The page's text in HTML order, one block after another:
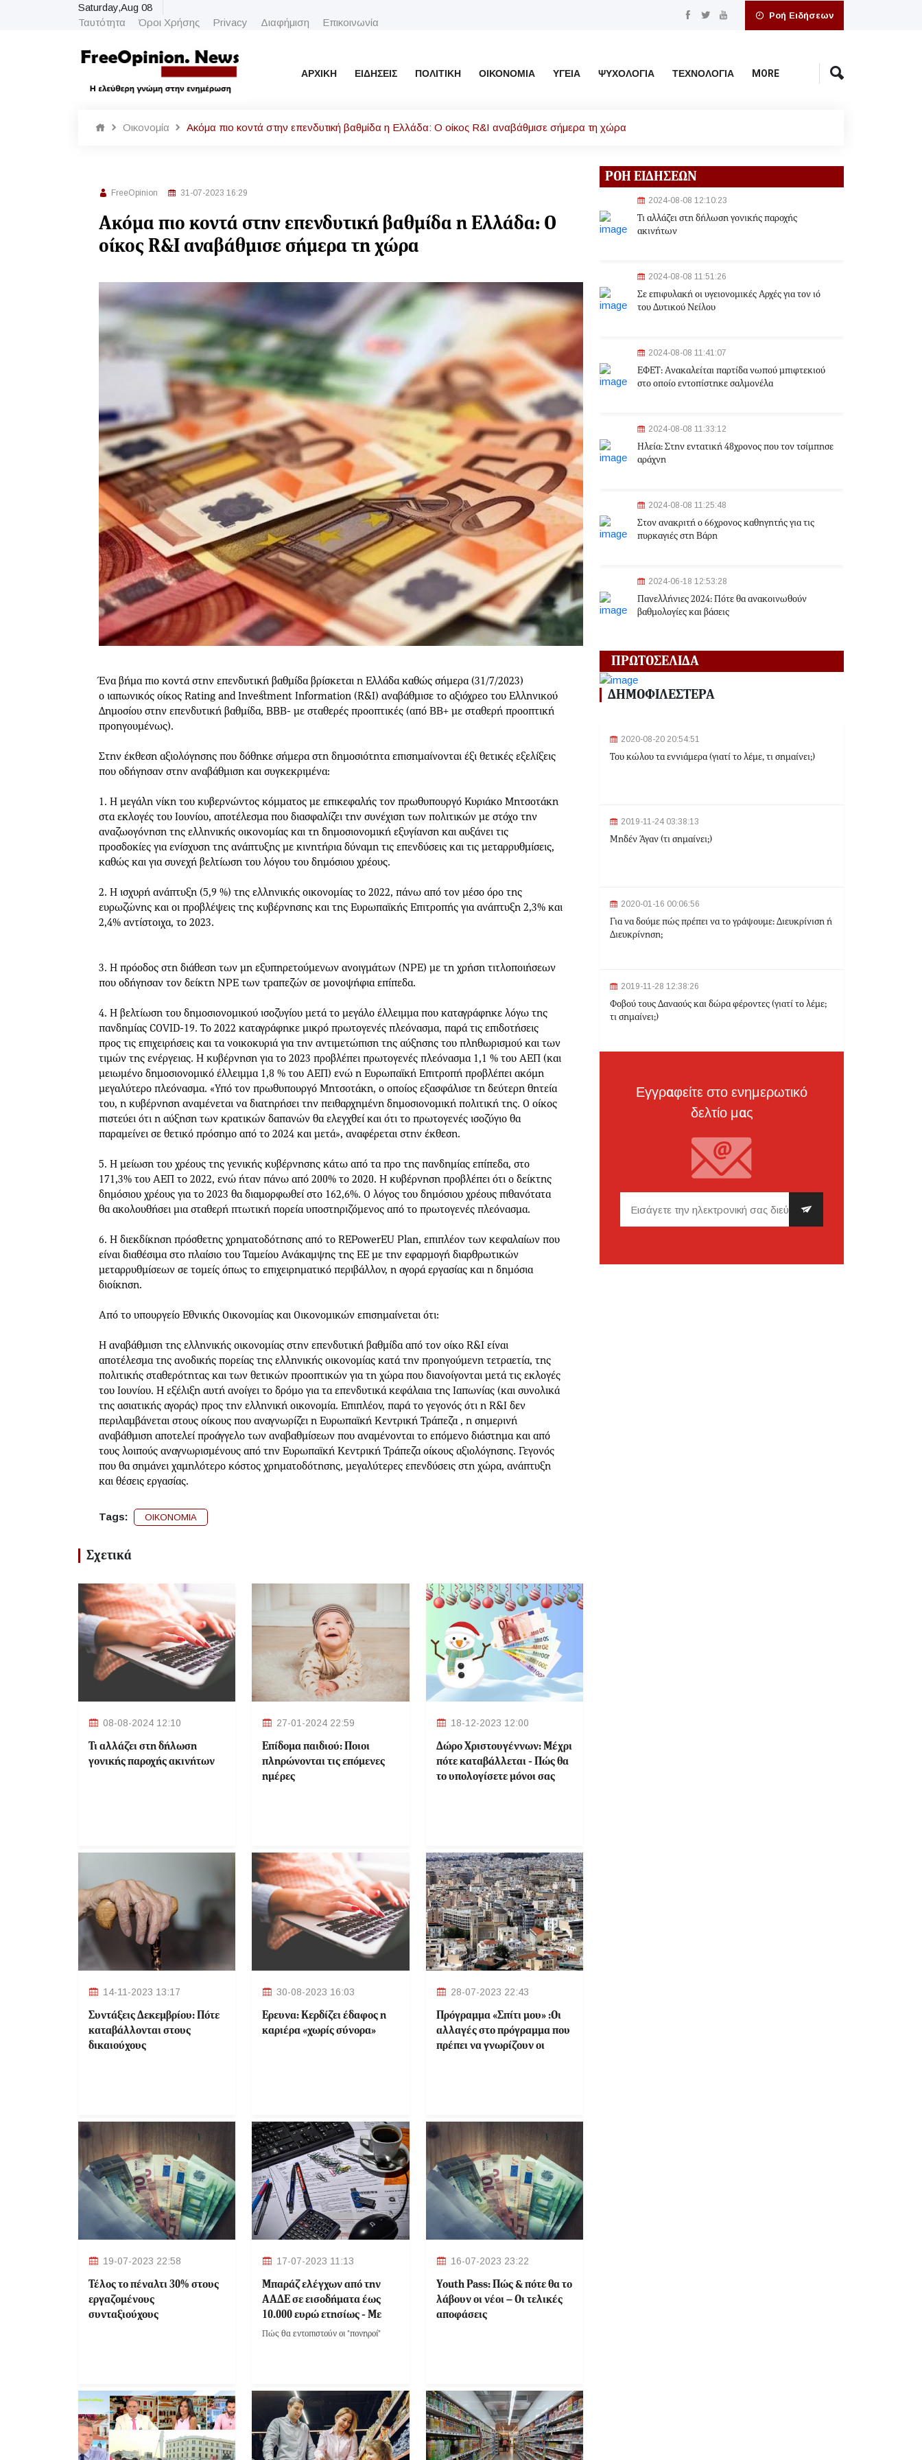
Saturday,Aug 08
Ταυτότητα
Όροι Χρήσης Privacy Διαφήμιση Επικοινωνία
Ροή Ειδήσεων
ΑΡΧΙΚΉ ΕΙΔΉΣΕΙΣ ΠΟΛΙΤΙΚΉ ΟΙΚΟΝΟΜΊΑ ΥΓΕΊΑ ΨΥΧΟΛΟΓΊΑ ΤΕΧΝΟΛΟΓΊΑ MORE
Οικονομία Ακόμα πιο κοντά στην επενδυτική βαθμίδα η Ελλάδα: Ο οίκος R&I αναβάθμισε σήμερα τη χώρα
FreeOpinion 31-07-2023 16:29
Ακόμα πιο κοντά στην επενδυτική βαθμίδα η Ελλάδα: Ο
οίκος R&I αναβάθμισε σήμερα τη χώρα
Ένα βήμα πιο κοντά στην επενδυτική βαθμίδα βρίσκεται η Ελλάδα καθώς σήμερα (31/7/2023)
ο ιαπωνικός οίκος Rating and Investment Information (R&I) αναβάθμισε το αξιόχρεο του Ελληνικού
Δημοσίου στην επενδυτική βαθμίδα, BBB- με σταθερές προοπτικές (από ΒΒ+ με σταθερή προοπτική
προηγουμένως).
Στην έκθεση αξιολόγησης που δόθηκε σήμερα στη δημοσιότητα επισημαίνονται έξι θετικές εξελίξεις
που οδήγησαν στην αναβάθμιση και συγκεκριμένα:
1. Η μεγάλη νίκη του κυβερνώντος κόμματος με επικεφαλής τον πρωθυπουργό Κυριάκο Μητσοτάκη
στα εκλογές του Ιουνίου, αποτέλεσμα που διασφαλίζει την συνέχιση των πολιτικών με στόχο την
αναζωογόνηση της ελληνικής οικονομίας και τη δημοσιονομική εξυγίανση και αυξάνει τις
προσδοκίες για ενίσχυση της ανάπτυξης με κινητήρια δύναμη τις επενδύσεις και τις μεταρρυθμίσεις,
καθώς και για συνεχή βελτίωση του λόγου του δημόσιου χρέους.
2. Η ισχυρή ανάπτυξη (5,9 %) της ελληνικής οικονομίας το 2022, πάνω από τον μέσο όρο της
ευρωζώνης και οι προβλέψεις της κυβέρνησης και της Ευρωπαϊκής Επιτροπής για ανάπτυξη 2,3% και
2,4% αντίστοιχα, το 2023.
3. Η πρόοδος στη διάθεση των μη εξυπηρετούμενων ανοιγμάτων (NPE) με τη χρήση τιτλοποιήσεων
που οδήγησαν τον δείκτη NPE των τραπεζών σε μονοψήφια επίπεδα.
4. Η βελτίωση του δημοσιονομικού ισοζυγίου μετά το μεγάλο έλλειμμα που καταγράφηκε λόγω της
πανδημίας COVID-19. Το 2022 καταγράφηκε μικρό πρωτογενές πλεόνασμα, παρά τις επιδοτήσεις
προς τις επιχειρήσεις και τα νοικοκυριά για την αντιμετώπιση της αύξησης του πληθωρισμού και των
τιμών της ενέργειας. Η κυβέρνηση για το 2023 προβλέπει πρωτογενές πλεόνασμα 1,1 % του ΑΕΠ (και
μειωμένο δημοσιονομικό έλλειμμα 1,8 % του ΑΕΠ) ενώ η Ευρωπαϊκή Επιτροπή προβλέπει ακόμη
μεγαλύτερο πλεόνασμα. «Υπό τον πρωθυπουργό Μητσοτάκη, ο οποίος εξασφάλισε τη δεύτερη θητεία
του, η κυβέρνηση αναμένεται να διατηρήσει την πειθαρχημένη δημοσιονομική πολιτική της. Ο οίκος
πιστεύει ότι η αύξηση των κρατικών δαπανών θα ελεγχθεί και ότι το πρωτογενές ισοζύγιο θα
παραμείνει σε θετικό πρόσημο από το 2024 και μετά», αναφέρεται στην έκθεση.
5. Η μείωση του χρέους της γενικής κυβέρνησης κάτω από τα προ της πανδημίας επίπεδα, στο
171,3% του ΑΕΠ το 2022, ενώ ήταν πάνω από 200% το 2020. Η κυβέρνηση προβλέπει ότι ο δείκτης
δημόσιου χρέους για το 2023 θα διαμορφωθεί στο 162,6%. Ο λόγος του δημόσιου χρέους πιθανότατα
θα ακολουθήσει μια σταθερή πτωτική πορεία υποστηριζόμενος από το πρωτογενές πλεόνασμα.
6. Η διεκδίκηση πρόσθετης χρηματοδότησης από το REPowerEU Plan, επιπλέον των κεφαλαίων που
είναι διαθέσιμα στο πλαίσιο του Ταμείου Ανάκαμψης της ΕΕ με την εφαρμογή διαρθρωτικών
μεταρρυθμίσεων σε τομείς όπως το επιχειρηματικό περιβάλλον, η αγορά εργασίας και η δημόσια
διοίκηση.
Από το υπουργείο Εθνικής Οικονομίας και Οικονομικών επισημαίνεται ότι:
Η αναβάθμιση της ελληνικής οικονομίας στην επενδυτική βαθμίδα από τον οίκο R&I είναι
αποτέλεσμα της ανοδικής πορείας της ελληνικής οικονομίας κατά την προηγούμενη τετραετία, της
πολιτικής σταθερότητας και των θετικών προοπτικών για τη χώρα που διανοίγονται μετά τις εκλογές
του Ιουνίου. Η εξέλιξη αυτή ανοίγει το δρόμο για τα επενδυτικά κεφάλαια της Ιαπωνίας (και συνολικά
της ασιατικής αγοράς) προς την ελληνική οικονομία. Επιπλέον, παρά το γεγονός ότι η R&I δεν
περιλαμβάνεται στους οίκους που αναγνωρίζει η Ευρωπαϊκή Κεντρική Τράπεζα , η σημερινή
αναβάθμιση αποτελεί προάγγελο των αναβαθμίσεων που αναμένονται το επόμενο διάστημα και από
τους λοιπούς αναγνωρισμένους από την Ευρωπαϊκή Κεντρική Τράπεζα οίκους αξιολόγησης. Γεγονός
που θα σημάνει χαμηλότερο κόστος χρηματοδότησης, μεγαλύτερες επενδύσεις στη χώρα, ανάπτυξη
και θέσεις εργασίας.
Tags: ΟΙΚΟΝΟΜΙΑ
Σχετικά
08-08-2024 12:10
Τι αλλάζει στη δήλωση
γονικής παροχής ακινήτων
27-01-2024 22:59
Επίδομα παιδιού: Ποιοι
πληρώνονται τις επόμενες
ημέρες
18-12-2023 12:00
Δώρο Χριστουγέννων: Μέχρι
πότε καταβάλλεται - Πώς θα
το υπολογίσετε μόνοι σας
14-11-2023 13:17
Συντάξεις Δεκεμβρίου: Πότε
καταβάλλονται στους
δικαιούχους
30-08-2023 16:03
Έρευνα: Κερδίζει έδαφος η
καριέρα «χωρίς σύνορα»
28-07-2023 22:43
Πρόγραμμα «Σπίτι μου» :Οι
αλλαγές στο πρόγραμμα που
πρέπει να γνωρίζουν οι
19-07-2023 22:58
Τέλος το πέναλτι 30% στους
εργαζομένους
συνταξιούχους
17-07-2023 11:13
Μπαράζ ελέγχων από την
ΑΑΔΕ σε εισοδήματα έως
10.000 ευρώ ετησίως - Με
ηλεκτρονικό τρόπο ο
Πώς θα εντοπιστούν οι "πονηροί"
16-07-2023 23:22
Youth Pass: Πώς & πότε θα το
λάβουν οι νέοι – Οι τελικές
αποφάσεις
ΡΟΗ ΕΙΔΗΣΕΩΝ
2024-08-08 12:10:23
Τι αλλάζει στη δήλωση γονικής παροχής
ακινήτων
2024-08-08 11:51:26
Σε επιφυλακή οι υγειονομικές Αρχές για τον ιό
του Δυτικού Νείλου
2024-08-08 11:41:07
ΕΦΕΤ: Aνακαλείται παρτίδα νωπού μπιφτεκιού
στο οποίο εντοπίστηκε σαλμονέλα
2024-08-08 11:33:12
Ηλεία: Στην εντατική 48χρονος που τον τσίμπησε
αράχνη
2024-08-08 11:25:48
Στον ανακριτή ο 66χρονος καθηγητής για τις
πυρκαγιές στη Βάρη
2024-06-18 12:53:28
Πανελλήνιες 2024: Πότε θα ανακοινωθούν
βαθμολογίες και βάσεις
2024-06-18 12:19:02
ληστεία σε βάρος ανηλίκων
2024-06-18 12:06:48
Γλυφάδα: Σορός γυναίκας εντοπίστηκε στη
λόγω της Εθνικής Επετείου - Ποιοι σταθμοί θα
Ομόνοια: Ριφιφί σε κοσμηματοπωλείο - Άρπαξαν
τιμαλφή αξίας 50.000 ευρώ
2024-03-21 21:20:35
κατέληξε ο 30χρονος οδηγός - Ερευνώνται τα
αίτια του δυστυχήματος
2024-03-21 20:45:14
Hellenic Train: Με λεωφορεία η διαδρομή
2024-03-21 18:38:54
ΠΡΩΤΟΣΕΛΙΔΑ
ΔΗΜΟΦΙΛΕΣΤΕΡΑ
2020-08-20 20:54:51
Του κώλου τα εννιάμερα (γιατί το λέμε, τι σημαίνει;)
2019-11-24 03:38:13
Μηδέν Άγαν (τι σημαίνει;)
2020-01-16 00:06:56
Για να δούμε πώς πρέπει να το γράψουμε: Διευκρίνιση ή
Διευκρίνηση;
2019-11-28 12:38:26
Φοβού τους Δαναούς και δώρα φέροντες (γιατί το λέμε;
τι σημαίνει;)
Εγγραφείτε στο ενημερωτικό
δελτίο μας